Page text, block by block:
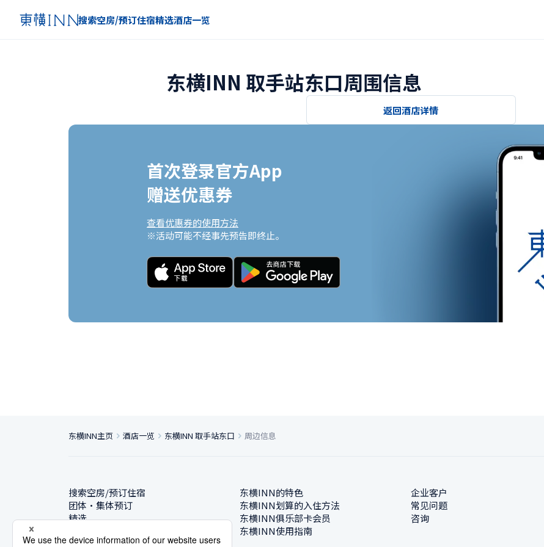
搜索空房/预订住宿精选酒店一览
东横INN 取手站东口周围信息
返回酒店详情
首次登录官方App
赠送优惠券
查看优惠券的使用方法
※活动可能不经事先预告即终止。
东横INN主页 酒店一览 东横INN 取手站东口 周边信息
搜索空房/预订住宿
团体・集体预订
精选
东横INN的特色
东横INN划算的入住方法
东横INN俱乐部卡会员
东横INN使用指南
企业客户
常见问题
咨询